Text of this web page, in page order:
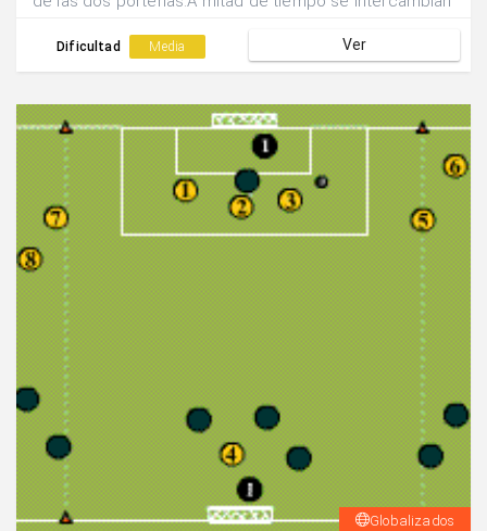
Dificultad Media Ver
Globalizados